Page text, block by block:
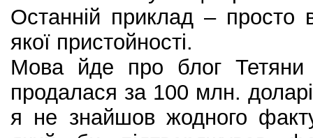
Останній приклад – просто
якої пристойності.
Мова йде про блог Тетяни
продалася за 100 млн.
я не знайшов жодного